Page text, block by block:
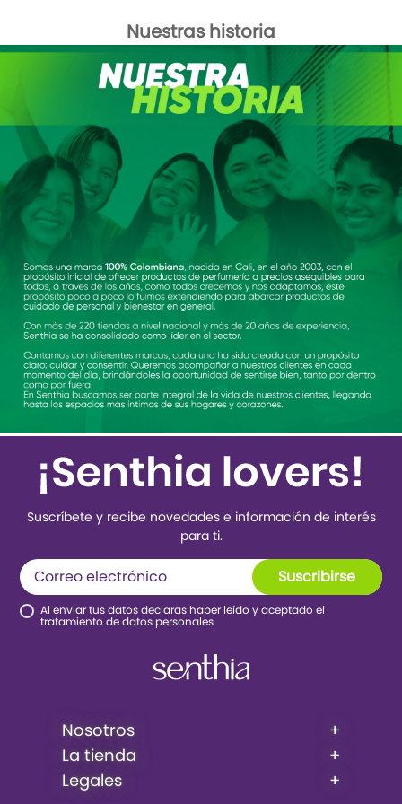
Nuestras historia
Suscríbete y recibe novedades e información de interés
para ti.
Suscribirse
Al enviar tus datos declaras haber leído y aceptado el
tratamiento de datos personales
Nosotros
+
La tienda
+
Legales
+